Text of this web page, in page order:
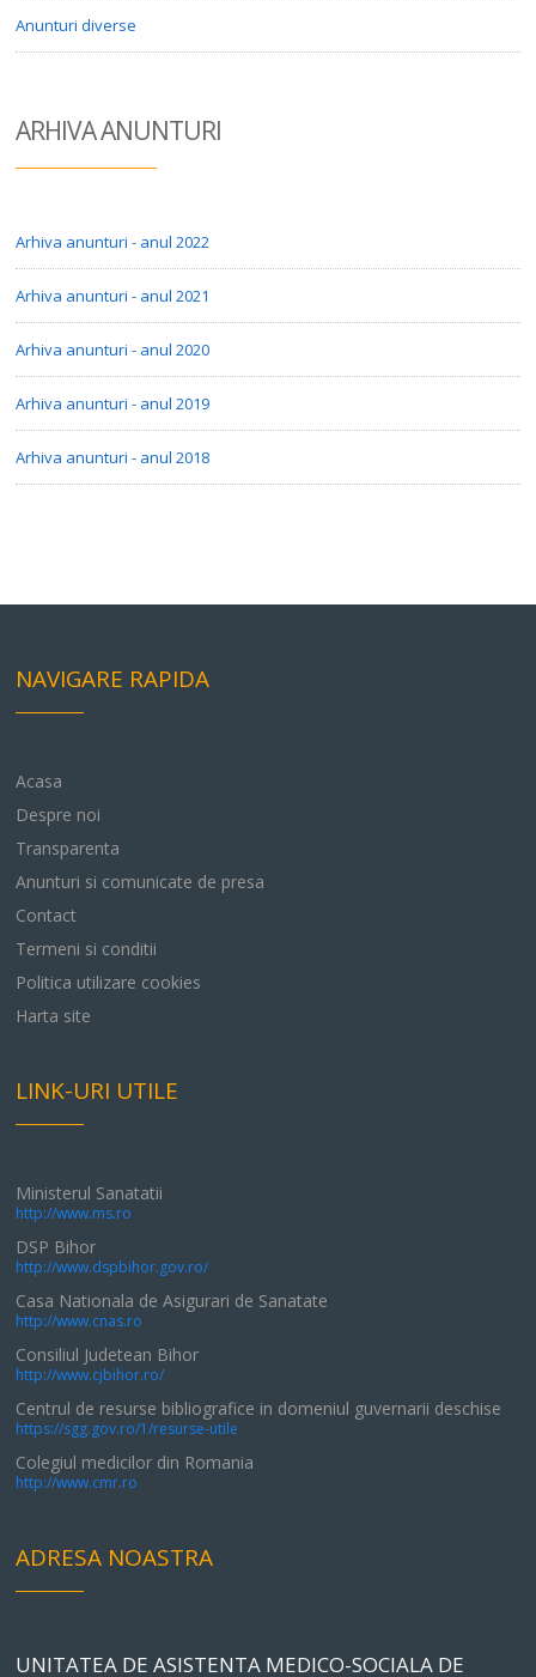
Anunturi diverse
ARHIVA ANUNTURI
Arhiva anunturi - anul 2022
Arhiva anunturi - anul 2021
Arhiva anunturi - anul 2020
Arhiva anunturi - anul 2019
Arhiva anunturi - anul 2018
NAVIGARE RAPIDA
Acasa
Despre noi
Transparenta
Anunturi si comunicate de presa
Contact
Termeni si conditii
Politica utilizare cookies
Harta site
LINK-URI UTILE
Ministerul Sanatatii
http://www.ms.ro
DSP Bihor
http://www.dspbihor.gov.ro/
Casa Nationala de Asigurari de Sanatate
http://www.cnas.ro
Consiliul Judetean Bihor
http://www.cjbihor.ro/
Centrul de resurse bibliografice in domeniul guvernarii deschise
https://sgg.gov.ro/1/resurse-utile
Colegiul medicilor din Romania
http://www.cmr.ro
ADRESA NOASTRA
UNITATEA DE ASISTENTA MEDICO-SOCIALA DE